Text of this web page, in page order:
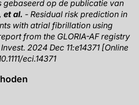
gebaseerd op de publicatie van
et al. - Residual risk prediction in
with atrial fibrillation using
from the GLORIA-AF registry
2024 Dec 11:e14371 [Online
eci.14371